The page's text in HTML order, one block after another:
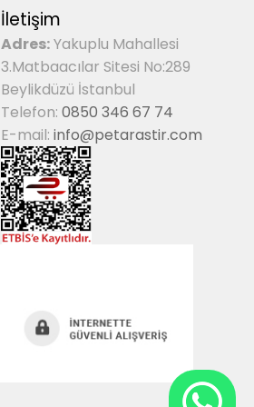
İletişim
Adres:Yakuplu Mahallesi
3.Matbaacılar Sitesi No:289
Beylikdüzü İstanbul
Telefon: 0850 346 67 74
E-mail: info@petarastir.com